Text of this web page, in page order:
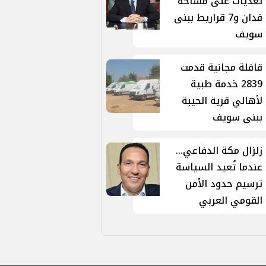
فدان و7 قراريط ببنى
سويف
قافلة مجانية قدمت
2839 خدمة طبية
لأهالي قرية الحيبة
ببنى سويف
زلزال مكة الدفاعي...
عندما تُعيد السياسة
ترسيم حدود الأمن
القومي العربي